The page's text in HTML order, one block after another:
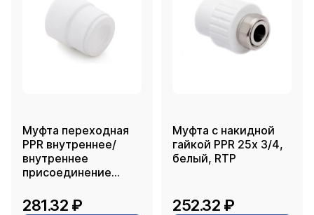
Муфта переходная
PPR внутреннее/
внутреннее
присоединение
281.32 ₽
Муфта с накидной
гайкой PPR 25х 3/4,
белый, RTP
252.32 ₽